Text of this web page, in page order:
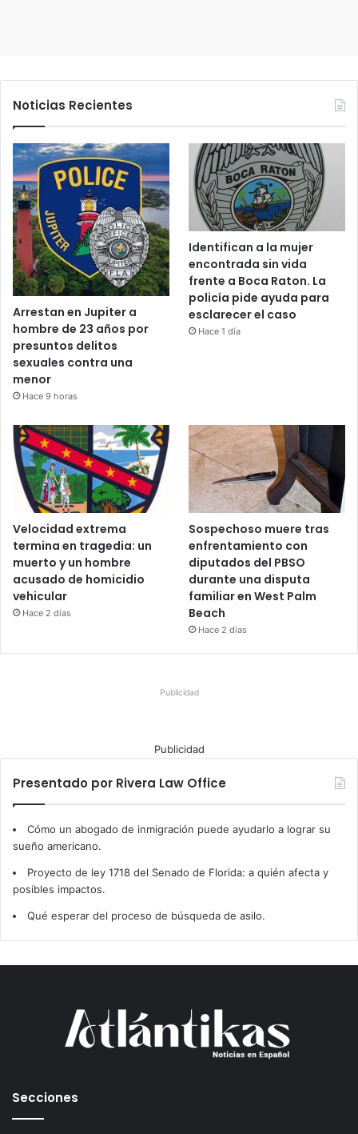
Noticias Recientes
Arrestan en Jupiter a
hombre de 23 años por
presuntos delitos
sexuales contra una
menor
Hace 9 horas
Identifican a la mujer
encontrada sin vida
frente a Boca Raton. La
policía pide ayuda para
esclarecer el caso
Hace 1 día
Velocidad extrema
termina en tragedia: un
muerto y un hombre
acusado de homicidio
vehicular
Hace 2 días
Sospechoso muere tras
enfrentamiento con
diputados del PBSO
durante una disputa
familiar en West Palm
Beach
Hace 2 días
Publicidad
Publicidad
Presentado por Rivera Law Office
Cómo un abogado de inmigración puede ayudarlo a lograr su
sueño americano.
Proyecto de ley 1718 del Senado de Florida: a quién afecta y
posibles impactos.
Qué esperar del proceso de búsqueda de asilo.
Secciones